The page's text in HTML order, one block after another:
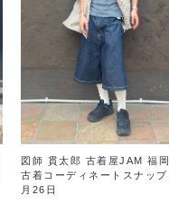
図師 貫太郎 古着屋JAM 福
古着コーディネートスナッ
月26日